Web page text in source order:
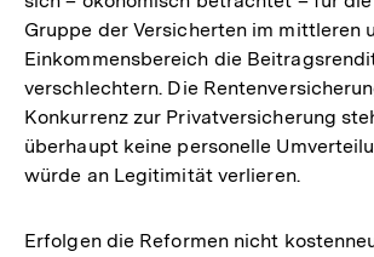
Gruppe der Versicherten im mittleren
Einkommensbereich die
verschlechtern. Die
Konkurrenz zur Privatversicherung
überhaupt keine personelle
würde an Legitimität verlieren.
Erfolgen die Reformen nicht